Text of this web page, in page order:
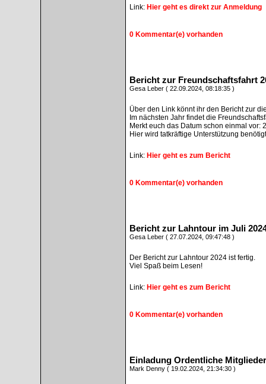
Link: Hier geht es direkt zur Anmeldung
0 Kommentar(e) vorhanden
Bericht zur Freundschaftsfahrt
Gesa Leber ( 22.09.2024, 08:18:35 )
Über den Link könnt ihr den Bericht zur
Im nächsten Jahr findet die
Merkt euch das Datum schon einmal vor:
Hier wird tatkräftige Unterstützung
Link: Hier geht es zum Bericht
0 Kommentar(e) vorhanden
Bericht zur Lahntour im Juli
Gesa Leber ( 27.07.2024, 09:47:48 )
Der Bericht zur Lahntour 2024 ist fertig.
Viel Spaß beim Lesen!
Link: Hier geht es zum Bericht
0 Kommentar(e) vorhanden
Einladung Ordentliche
Mark Denny ( 19.02.2024, 21:34:30 )